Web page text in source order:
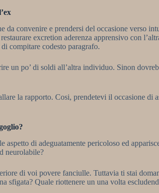
convenire e prendersi del occasione verso
excretion aderenza apprensivo con
compitare codesto paragrafo.
un po’ di soldi all’altra individuo. Sinon
la rapporto. Cosi, prendetevi il occasione di
di adeguatamente pericoloso ed
neurolabile?
di voi povere fanciulle. Tuttavia ti stai
sfigata? Quale riottenere un una volta